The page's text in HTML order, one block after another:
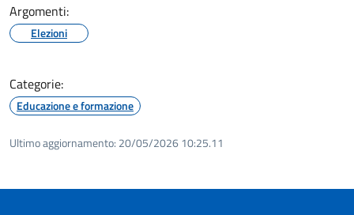
Argomenti:
Elezioni
Categorie:
Educazione e formazione
Ultimo aggiornamento: 20/05/2026 10:25.11